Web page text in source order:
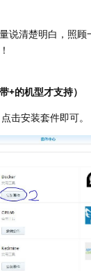
说清楚明白，照
+的机型才支持）
击安装套件即可。